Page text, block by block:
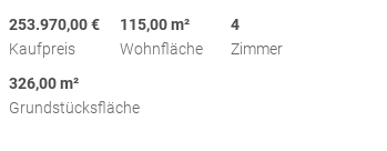
253.970,00 €
Kaufpreis
115,00 m²
Wohnfläche
4
Zimmer
326,00 m²
Grundstücksfläche